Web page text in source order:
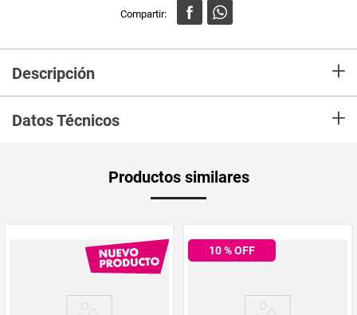
Descripción +
una efectiva solución diaria para prevenir enfermedades en dientes y
encías ya que gracias a su textura especial e ingredientes activos, reduce
Datos Técnicos +
47,1
Productos similares
10% OFF